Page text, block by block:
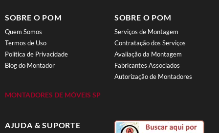
SOBRE O POM
Quem Somos
Termos de Uso
Política de Privacidade
Blog do Montador
MONTADORES DE MÓVEIS SP
SOBRE O POM
Serviços de Montagem
Contratação dos Serviços
Avaliação da Montagem
Fabricantes Associados
Autorização de Montadores
AJUDA & SUPORTE